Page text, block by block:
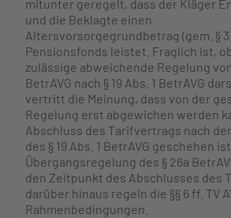
mitunter geregelt, dass der Kläger
und die Beklagte einen
Altersvorsorgegrundbetrag (gem. § 3
Pensionsfonds leistet. Fraglich ist,
zulässige abweichende Regelung von
BetrAVG nach § 19 Abs. 1 BetrAVG
vertritt die Meinung, dass von der
Regelung erst abgewichen werden
Abschluss des Tarifvertrags nach
des § 19 Abs. 1 BetrAVG geschehen
Übergangsregelung des § 26a
den Zeitpunkt des Abschlusses des
darüber hinaus regeln die §§ 6 ff. TV
Rahmenbedingungen.